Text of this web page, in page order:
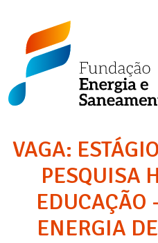
content
Fundação
Energia
Saneamento
VAGA:
PESQUISA
EDUCAÇÃO
ENERGIA